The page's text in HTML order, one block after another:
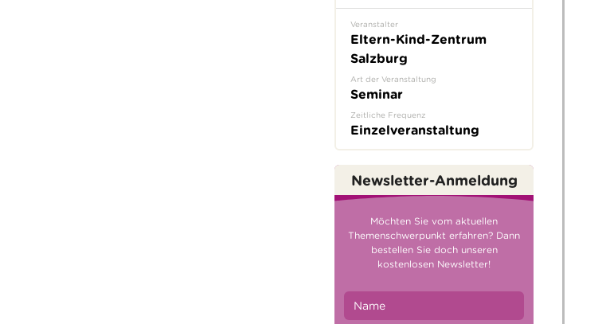
Veranstalter
Eltern-Kind-Zentrum
Salzburg
Art der Veranstaltung
Seminar
Zeitliche Frequenz
Einzelveranstaltung
Newsletter-Anmeldung
Möchten Sie vom aktuellen
Themenschwerpunkt erfahren? Dann
bestellen Sie doch unseren
kostenlosen Newsletter!